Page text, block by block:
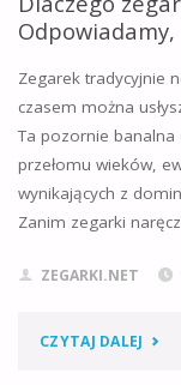
W
I
JAKIE
SĄ
JEGO
Odpowiadamy,
Zegarek tradycyjnie
czasem można
Ta pozornie banalna
przełomu wieków,
wynikających z
Zanim zegarki
ZEGARKI.NET
CZYTAJ DALEJ